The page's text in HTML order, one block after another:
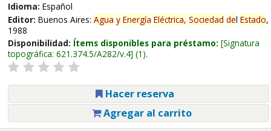
Idioma: Español
Editor: Buenos Aires: Agua y Energía Eléctrica, Sociedad del Estado,
1988
Disponibilidad: Ítems disponibles para préstamo: Signatura
topográfica: 621.374.5/A282/v.4 (1).
Hacer reserva
Agregar al carrito